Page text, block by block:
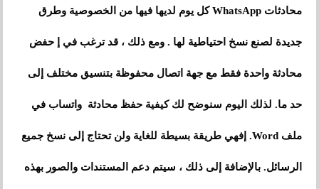
محادثات WhatsApp كل يوم لديها فيها من الخصوصية وطرق
جديدة لصنع نسخ احتياطية لها . ومع ذلك ، قد ترغب في إ حفض
محادثة واحدة فقط مع جهة اتصال محفوظة بتنسيق مختلف إلى
حد ما. لذلك اليوم سنوضح لك كيفية حفظ محادثة واتساب في
ملف Word. إفهي طريقة بسيطة للغاية ولن تحتاج إلى نسخ جميع
الرسائل. بالإضافة إلى ذلك ، سيتم دعم المستندات والصور بهذه